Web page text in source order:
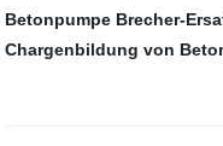
Betonpumpe Brecher-
Chargenbildung von